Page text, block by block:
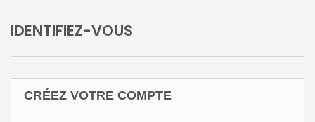
IDENTIFIEZ-VOUS
CRÉEZ VOTRE COMPTE